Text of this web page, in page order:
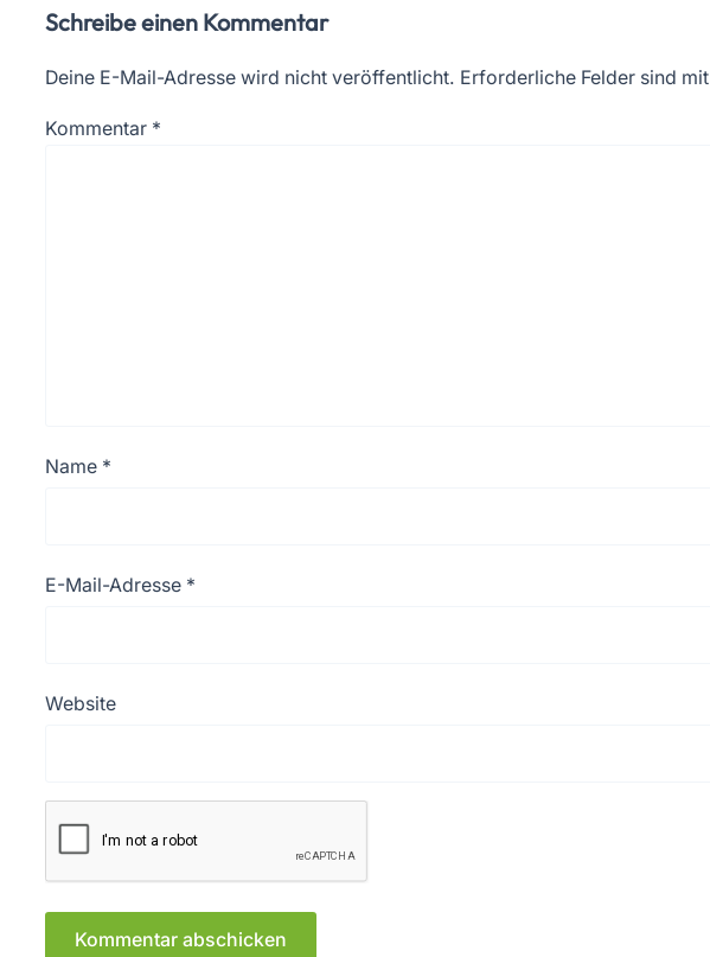
Schreibe einen Kommentar
Deine E-Mail-Adresse wird nicht veröffentlicht. Erforderliche Felder sind mit
Kommentar *
Name *
E-Mail-Adresse *
Website